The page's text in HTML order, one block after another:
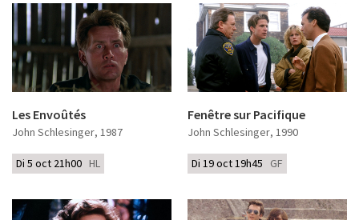
Les Envoûtés
John Schlesinger, 1987
Di 5 oct 21h00 HL
Fenêtre sur Pacifique
John Schlesinger, 1990
Di 19 oct 19h45 GF